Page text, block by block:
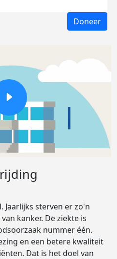
Doneer
Jaarlijks sterven er zo'n
kanker. De ziekte is
nummer één.
en een betere kwaliteit
Dat is het doel van